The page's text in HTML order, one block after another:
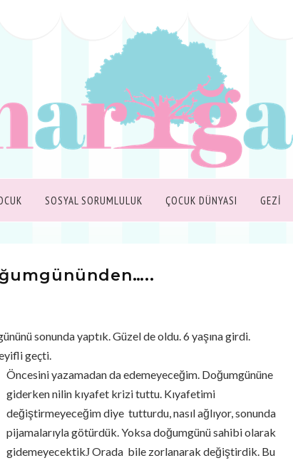
SOSYAL SORUMLULUK ÇOCUK DÜNYASI GEZİ
sonunda yaptık. Güzel de oldu. 6 yaşına girdi.
geçti.
Öncesini yazamadan da edemeyeceğim. Doğumgününe
giderken nilin kıyafet krizi tuttu. Kıyafetimi
değiştirmeyeceğim diye tutturdu, nasıl ağlıyor, sonunda
pijamalarıyla götürdük. Yoksa doğumgünü sahibi olarak
gidemeyecektikJOrada bile zorlanarak değiştirdik. Bu